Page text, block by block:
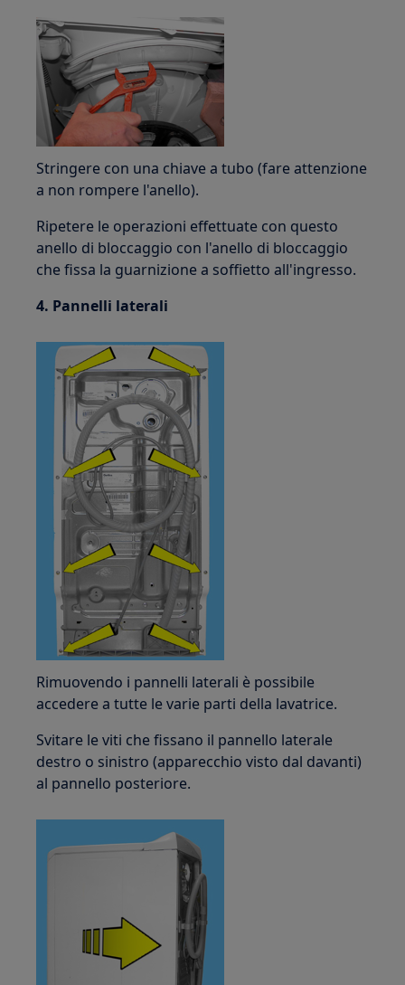
Stringere con una chiave a tubo (fare attenzione
a non rompere l'anello).
Ripetere le operazioni effettuate con questo
anello di bloccaggio con l'anello di bloccaggio
che fissa la guarnizione a soffietto all'ingresso.
4. Pannelli laterali
Rimuovendo i pannelli laterali è possibile
accedere a tutte le varie parti della lavatrice.
Svitare le viti che fissano il pannello laterale
destro o sinistro (apparecchio visto dal davanti)
al pannello posteriore.